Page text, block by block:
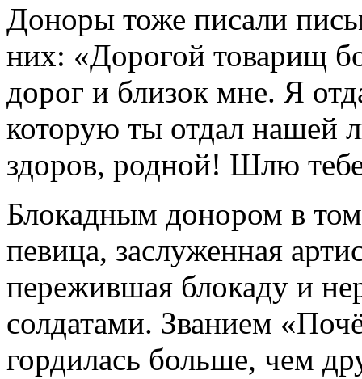
Доноры тоже писали
них: «Дорогой товарищ
дорог и близок мне. Я
которую ты отдал нашей
здоров, родной! Шлю
Блокадным донором в том
певица, заслуженная
пережившая блокаду и
солдатами. Званием
гордилась больше, чем